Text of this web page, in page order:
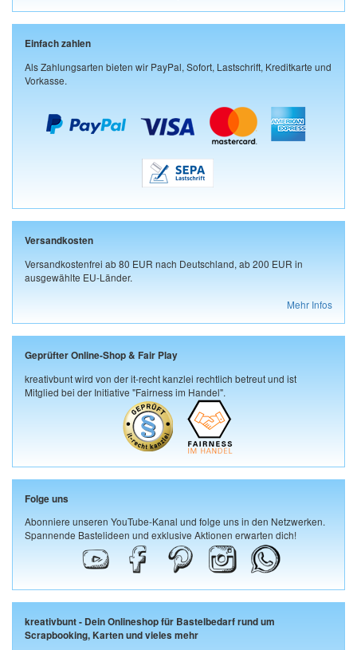
Einfach zahlen
Als Zahlungsarten bieten wir PayPal, Sofort, Lastschrift, Kreditkarte und
Vorkasse.
Versandkosten
Versandkostenfrei ab 80 EUR nach Deutschland, ab 200 EUR in
ausgewählte EU-Länder.
Mehr Infos
Geprüfter Online-Shop & Fair Play
kreativbunt wird von der it-recht kanzlei rechtlich betreut und ist
Mitglied bei der Initiative "Fairness im Handel".
Folge uns
Abonniere unseren YouTube-Kanal und folge uns in den Netzwerken.
Spannende Bastelideen und exklusive Aktionen erwarten dich!
kreativbunt - Dein Onlineshop für Bastelbedarf rund um
Scrapbooking, Karten und vieles mehr